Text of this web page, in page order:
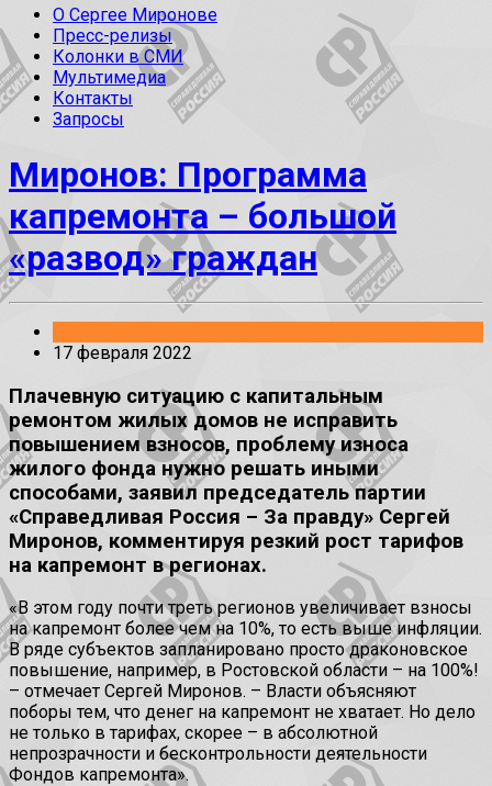
О Сергее Миронове
Пресс-релизы
Колонки в СМИ
Мультимедиа
Контакты
Запросы
Миронов: Программа
капремонта – большой
«развод» граждан
17 февраля 2022
Плачевную ситуацию с капитальным
ремонтом жилых домов не исправить
повышением взносов, проблему износа
жилого фонда нужно решать иными
способами, заявил председатель партии
«Справедливая Россия – За правду» Сергей
Миронов, комментируя резкий рост тарифов
на капремонт в регионах.
«В этом году почти треть регионов увеличивает взносы
на капремонт более чем на 10%, то есть выше инфляции.
В ряде субъектов запланировано просто драконовское
повышение, например, в Ростовской области – на 100%!
– отмечает Сергей Миронов. – Власти объясняют
поборы тем, что денег на капремонт не хватает. Но дело
не только в тарифах, скорее – в абсолютной
непрозрачности и бесконтрольности деятельности
Фондов капремонта».